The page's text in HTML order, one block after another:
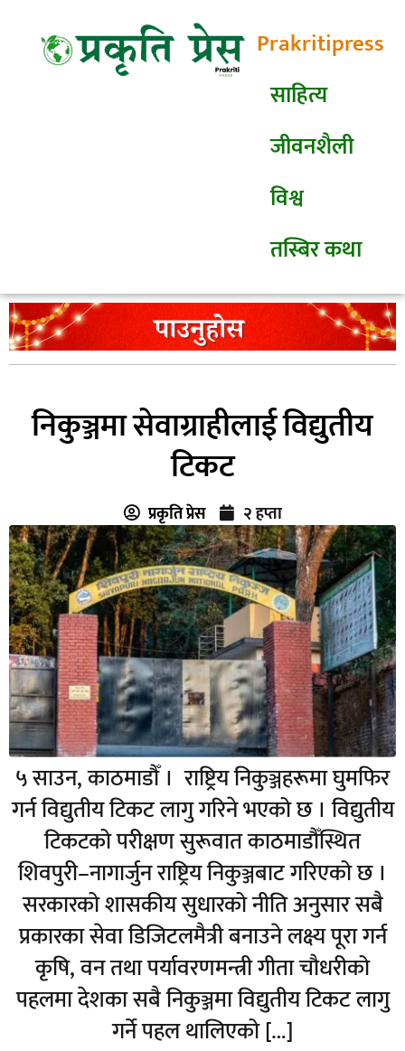
Prakritipress
साहित्य
जीवनशैली
विश्व
तस्बिर कथा
निकुञ्जमा सेवाग्राहीलाई विद्युतीय
टिकट
प्रकृति प्रेस २ हप्ता
५ साउन, काठमाडौँ । राष्ट्रिय निकुञ्जहरूमा घुमफिर
गर्न विद्युतीय टिकट लागु गरिने भएको छ । विद्युतीय
टिकटको परीक्षण सुरूवात काठमाडौँस्थित
शिवपुरी–नागार्जुन राष्ट्रिय निकुञ्जबाट गरिएको छ ।
सरकारको शासकीय सुधारको नीति अनुसार सबै
प्रकारका सेवा डिजिटलमैत्री बनाउने लक्ष्य पूरा गर्न
कृषि, वन तथा पर्यावरणमन्त्री गीता चौधरीको
पहलमा देशका सबै निकुञ्जमा विद्युतीय टिकट लागु
गर्ने पहल थालिएको […]